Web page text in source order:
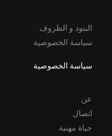
البنود و الظروف
سياسة الخصوصية
سياسة الخصوصية
عن
اتصال
حياة مهنية